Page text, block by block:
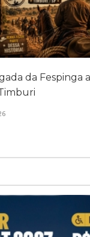
da Fespinga